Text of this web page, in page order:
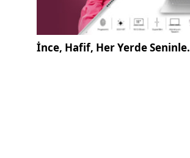
İnce, Hafif, Her Yerde Seninle.